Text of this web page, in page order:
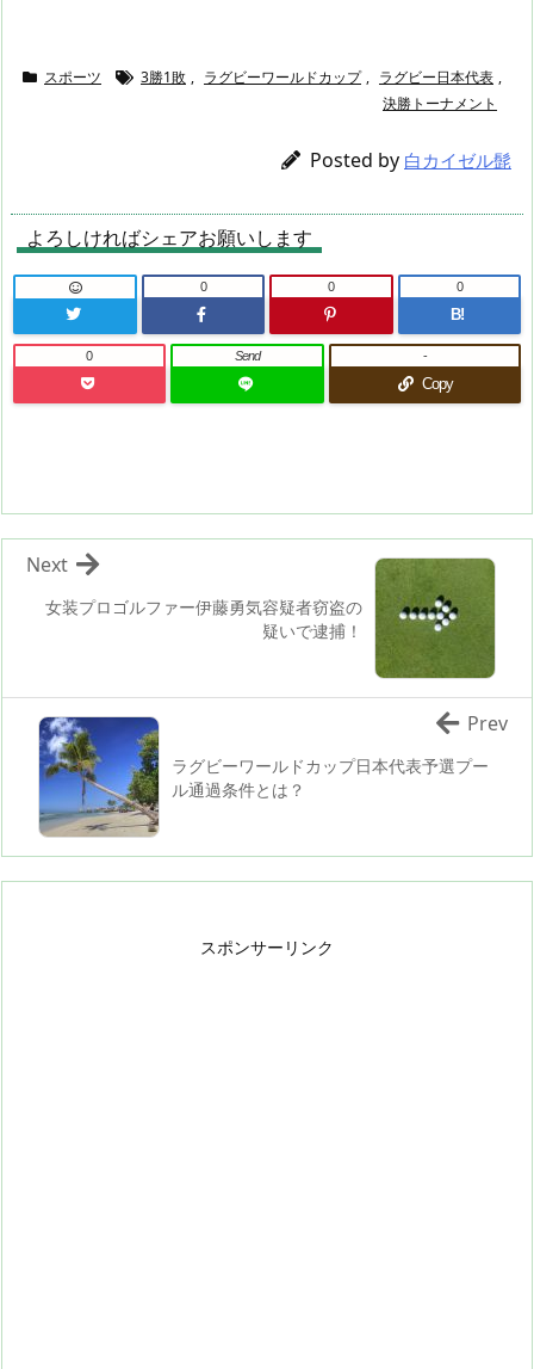
スポーツ 3勝1敗 , ラグビーワールドカップ , ラグビー日本代表 ,
決勝トーナメント
Posted by 白カイゼル髭
よろしければシェアお願いします
0 0
B!
0
0 Send
Copy
-
女装プロゴルファー伊藤勇気容疑者窃盗の
疑いで逮捕！
Next
ラグビーワールドカップ日本代表予選プー
ル通過条件とは？
Prev
スポンサーリンク